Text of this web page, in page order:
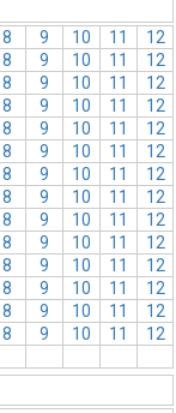
8 9 10 11
12
8 9 10 11
12
8 9 10 11
12
8 9 10 11
12
8 9 10 11
12
8 9 10 11
12
8 9 10 11
12
8 9 10 11
12
8 9 10 11
12
8 9 10 11
12
8 9 10 11
12
8 9 10 11
12
8 9 10 11
12
8 9 10 11
12